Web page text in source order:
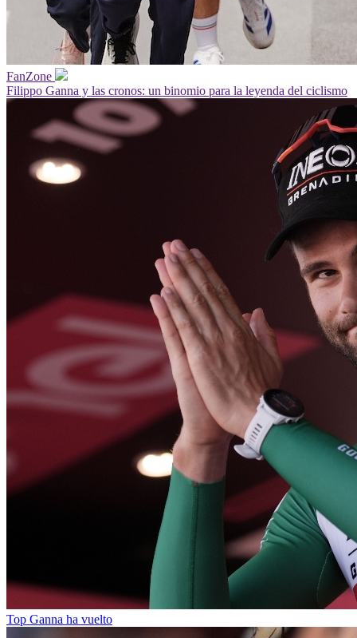
FanZone
Filippo Ganna y las cronos: un binomio para la leyenda del ciclismo
Top Ganna ha vuelto